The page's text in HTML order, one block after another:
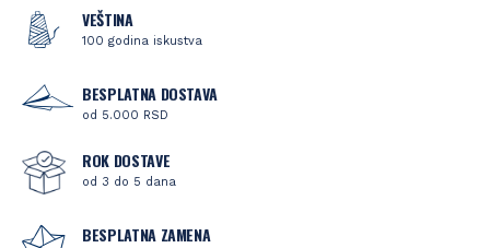
VEŠTINA
100 godina iskustva
BESPLATNA DOSTAVA
od 5.000 RSD
ROK DOSTAVE
od 3 do 5 dana
BESPLATNA ZAMENA